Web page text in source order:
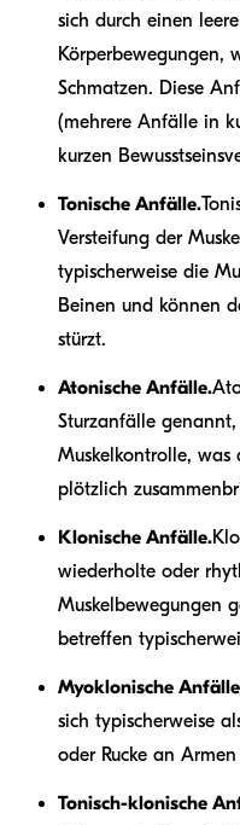
sich durch einen
Körperbewegungen,
Schmatzen. Diese
(mehrere Anfälle in
kurzen
Tonische Anfälle.
Versteifung der
typischerweise die
Beinen und können
stürzt.
Atonische Anfälle.
Sturzanfälle
Muskelkontrolle, was
plötzlich
Klonische Anfälle.
wiederholte oder
Muskelbewegungen
betreffen
Myoklonische
sich typischerweise
oder Rucke an
Tonisch-klonische